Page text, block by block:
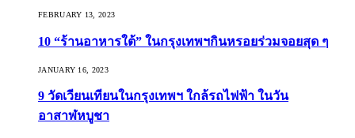
FEBRUARY 13, 2023
10 “ร้านอาหารใต้” ในกรุงเทพฯกินหรอยร่วมจอยสุด ๆ
JANUARY 16, 2023
9 วัดเวียนเทียนในกรุงเทพฯ ใกล้รถไฟฟ้า ในวัน
อาสาฬหบูชา